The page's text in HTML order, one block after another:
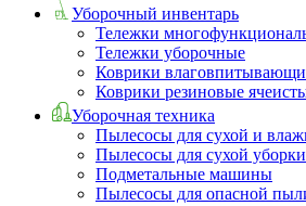
Уборочный инвентарь
Тележки
Тележки уборочные
Коврики
Коврики резиновые
Уборочная техника
Пылесосы для сухой и
Пылесосы для сухой уборки
Подметальные машины
Пылесосы для опасной